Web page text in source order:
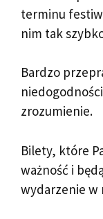
terminu
nim tak
Bardzo
zrozumienie.
Bilety, które
ważność i
wydarzenie